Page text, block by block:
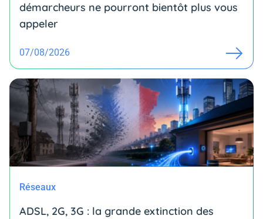
démarcheurs ne pourront bientôt plus vous
appeler
07/08/2026
Réseaux
ADSL, 2G, 3G : la grande extinction des